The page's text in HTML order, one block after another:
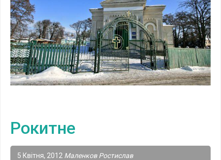
Рокитне
5 Квітня, 2012 Маленков Ростислав